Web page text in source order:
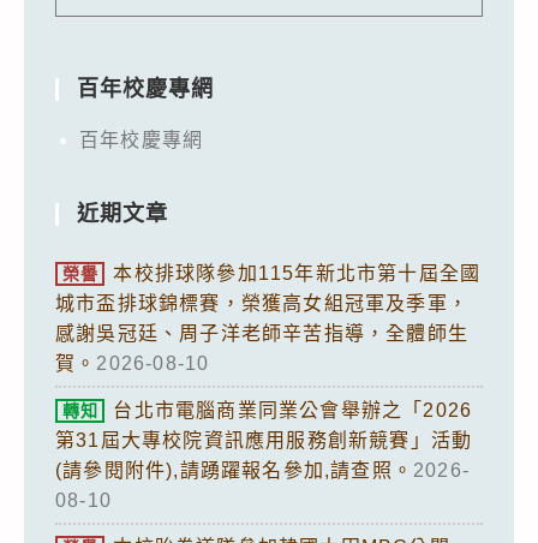
百年校慶專網
百年校慶專網
近期文章
榮譽
本校排球隊參加115年新北市第十屆全國
城市盃排球錦標賽，榮獲高女組冠軍及季軍，
感謝吳冠廷、周子洋老師辛苦指導，全體師生
賀。 2026-08-10
轉知
台北市電腦商業同業公會舉辦之「2026
第31屆大專校院資訊應用服務創新競賽」活動
(請參閱附件),請踴躍報名參加,請查照。 2026-
08-10